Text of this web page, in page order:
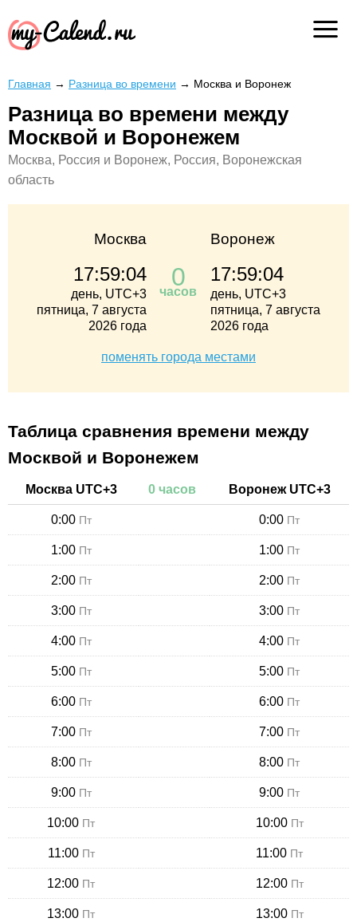
Главная → Разница во времени → Москва и Воронеж
Разница во времени между
Москвой и Воронежем
Москва, Россия и Воронеж, Россия, Воронежская
область
Москва Воронеж
17:59:04
день, UTC+3
пятница, 7 августа
2026 года
0
часов
17:59:04
день, UTC+3
пятница, 7 августа
2026 года
поменять города местами
Таблица сравнения времени между
Москвой и Воронежем
Москва UTC+3 0 часов Воронеж UTC+3
0:00 Пт 0:00 Пт
1:00 Пт 1:00 Пт
2:00 Пт 2:00 Пт
3:00 Пт 3:00 Пт
4:00 Пт 4:00 Пт
5:00 Пт 5:00 Пт
6:00 Пт 6:00 Пт
7:00 Пт 7:00 Пт
8:00 Пт 8:00 Пт
9:00 Пт 9:00 Пт
10:00 Пт 10:00 Пт
11:00 Пт 11:00 Пт
12:00 Пт 12:00 Пт
13:00 Пт 13:00 Пт